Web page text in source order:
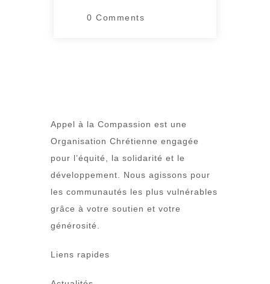
rural et dans les […]
0 Comments
Appel à la Compassion est une
Organisation Chrétienne engagée
pour l’équité, la solidarité et le
développement. Nous agissons pour
les communautés les plus vulnérables
grâce à votre soutien et votre
générosité.
Liens rapides